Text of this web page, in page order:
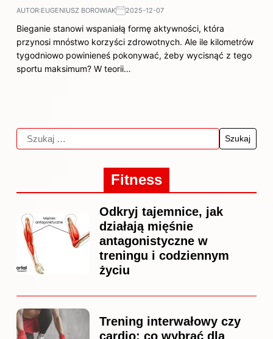
AUTOR:EUGENIUSZ BOROWIAK 2025-12-07
Bieganie stanowi wspaniałą formę aktywności, która
przynosi mnóstwo korzyści zdrowotnych. Ale ile kilometrów
tygodniowo powinieneś pokonywać, żeby wycisnąć z tego
sportu maksimum? W teorii…
Fitness
Odkryj tajemnice, jak
działają mięśnie
antagonistyczne w
treningu i codziennym
życiu
Trening interwałowy czy
cardio: co wybrać dla